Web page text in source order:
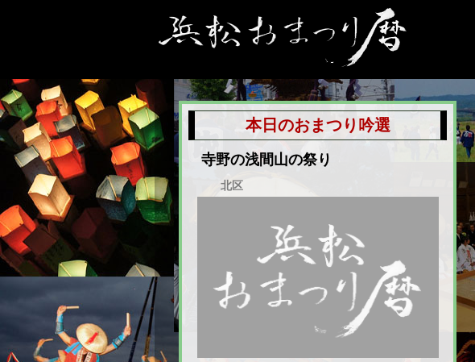
本日のおまつり吟選
寺野の浅間山の祭り
北区